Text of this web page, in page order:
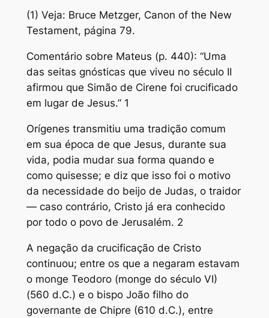
(1) Veja: Bruce Metzger, Canon of the New
Testament, página 79.
Comentário sobre Mateus (p. 440): “Uma
das seitas gnósticas que viveu no século II
afirmou que Simão de Cirene foi crucificado
em lugar de Jesus.” 1
Orígenes transmitiu uma tradição comum
em sua época de que Jesus, durante sua
vida, podia mudar sua forma quando e
como quisesse; e diz que isso foi o motivo
da necessidade do beijo de Judas, o traidor
— caso contrário, Cristo já era conhecido
por todo o povo de Jerusalém. 2
A negação da crucificação de Cristo
continuou; entre os que a negaram estavam
o monge Teodoro (monge do século VI)
(560 d.C.) e o bispo João filho do
governante de Chipre (610 d.C.), entre